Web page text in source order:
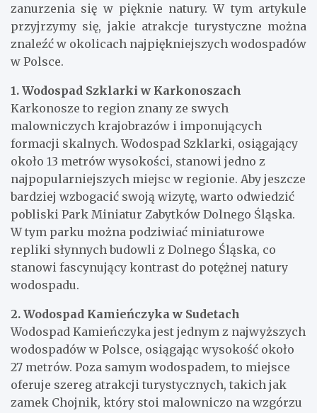
zanurzenia się w pięknie natury. W tym artykule
przyjrzymy się, jakie atrakcje turystyczne można
znaleźć w okolicach najpiękniejszych wodospadów
w Polsce.
1. Wodospad Szklarki w Karkonoszach
Karkonosze to region znany ze swych
malowniczych krajobrazów i imponujących
formacji skalnych. Wodospad Szklarki, osiągający
około 13 metrów wysokości, stanowi jedno z
najpopularniejszych miejsc w regionie. Aby jeszcze
bardziej wzbogacić swoją wizytę, warto odwiedzić
pobliski Park Miniatur Zabytków Dolnego Śląska.
W tym parku można podziwiać miniaturowe
repliki słynnych budowli z Dolnego Śląska, co
stanowi fascynujący kontrast do potężnej natury
wodospadu.
2. Wodospad Kamieńczyka w Sudetach
Wodospad Kamieńczyka jest jednym z najwyższych
wodospadów w Polsce, osiągając wysokość około
27 metrów. Poza samym wodospadem, to miejsce
oferuje szereg atrakcji turystycznych, takich jak
zamek Chojnik, który stoi malowniczo na wzgórzu